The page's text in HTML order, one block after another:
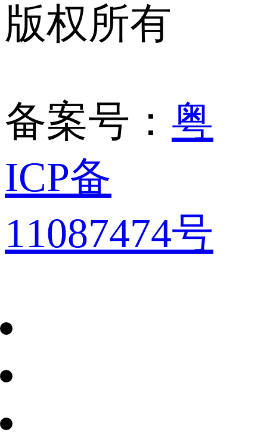
版权所有
备案号： 粤
ICP备
11087474号